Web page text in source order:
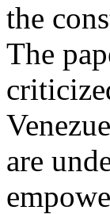
the
The
are